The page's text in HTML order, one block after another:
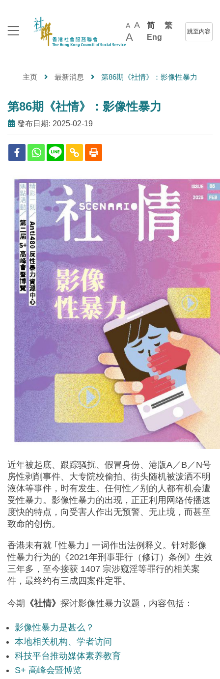
A A
A
简
繁
Eng
跳至內容
主页 最新消息 第86期《社情》：影像性暴力
第86期《社情》：影像性暴力
發布日期: 2025-02-19
近年被起底、跟踪骚扰、假冒身份、港版A／B／N号
房性剥削事件、大专院校偷拍、街头随机被泼洒不明
液体等事件，时有发生。任何性／别的人都有机会遭
受性暴力。影像性暴力的出现，正正利用网络传播速
度快的特点，向受害人作出无预警、无止境，而甚至
致命的创伤。
香港未有就 ｢性暴力｣ 一词作出法例释义。针对影像
性暴力行为的《2021年刑事罪行（修订）条例》生效
三年多，至今接获 1407 宗涉窥淫等罪行的相关案
件，最终约有三成四案件定罪。
今期 《社情》 探讨影像性暴力议题，内容包括：
影像性暴力是甚么？
本地相关机构、学者访问
科技平台推动媒体素养教育
S+ 高峰会暨博览